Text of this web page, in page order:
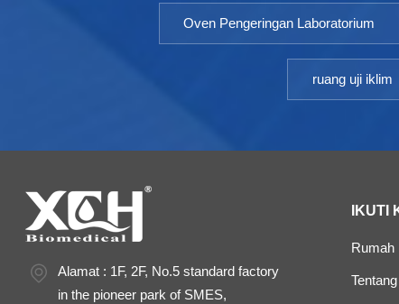
Oven Pengeringan Laboratorium
ruang uji iklim
Alamat : 1F, 2F, No.5 standard factory
in the pioneer park of SMES,
IKUTI
Rumah